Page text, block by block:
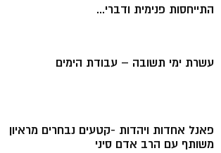
התייחסות פנימית ודברי...
עשרת ימי תשובה – עבודת הימים
פאנל אחדות ויהדות -קטעים נבחרים מראיון
משותף עם הרב אדם סיני